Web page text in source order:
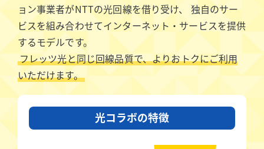
ョン事業者がNTTの光回線を借り受け、
独自のサー
ビスを組み合わせてインターネット・サービスを提供
するモデルです。
フレッツ光と同じ回線品質で、よりおトクにご利用
いただけます。
光コラボの特徴